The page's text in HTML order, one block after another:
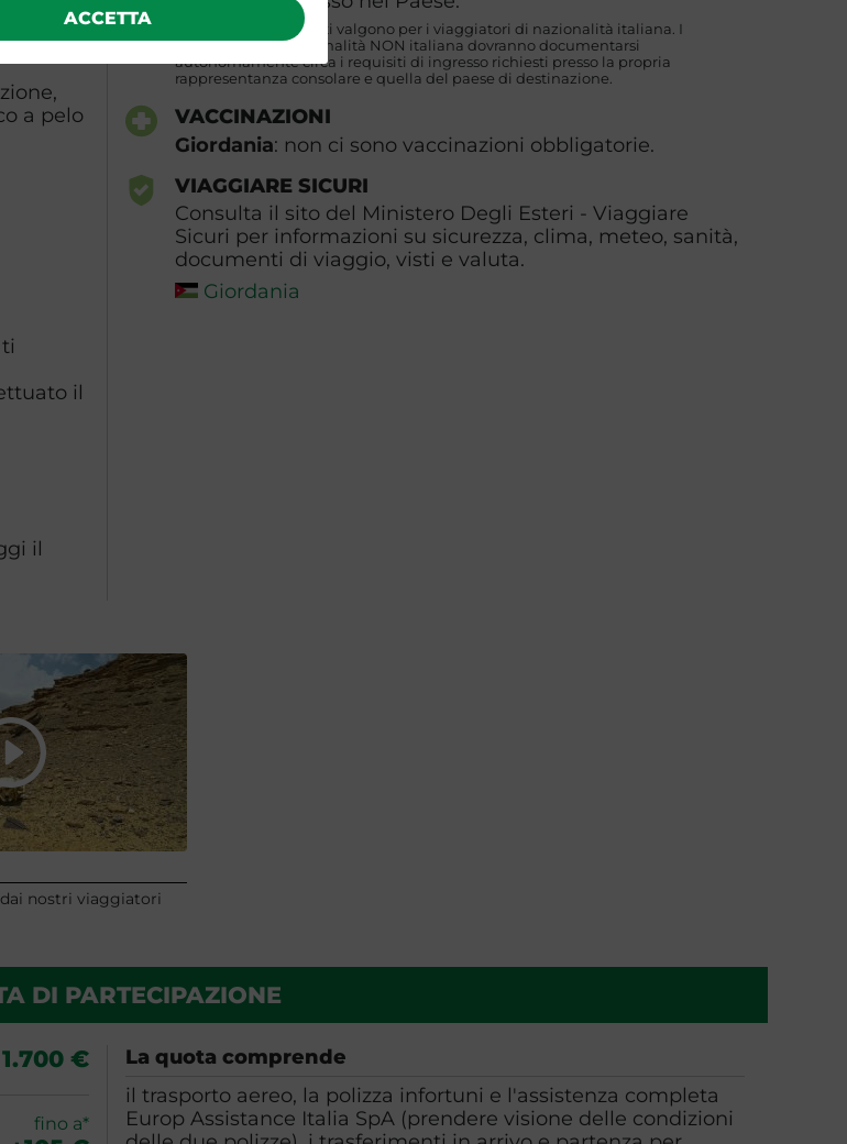
ACCETTA
a pelo
il
il
N.B. I requisiti indicati valgono per i viaggiatori di nazionalità italiana. I
partecipanti di nazionalità NON italiana dovranno documentarsi
autonomamente circa i requisiti di ingresso richiesti presso la propria
rappresentanza consolare e quella del paese di destinazione.
VACCINAZIONI
Giordania: non ci sono vaccinazioni obbligatorie.
VIAGGIARE SICURI
Consulta il sito del Ministero Degli Esteri - Viaggiare
Sicuri per informazioni su sicurezza, clima, meteo, sanità,
documenti di viaggio, visti e valuta.
Giordania
nostri viaggiatori
DI PARTECIPAZIONE
1.700 €
fino a*
La quota comprende
il trasporto aereo, la polizza infortuni e l'assistenza completa
Europ Assistance Italia SpA (prendere visione delle condizioni